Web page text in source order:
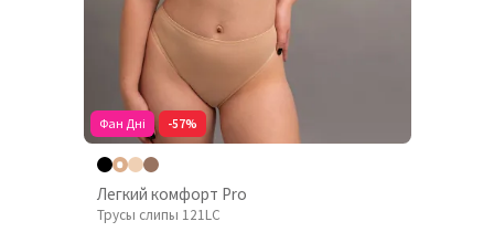
Фан Дні -57%
Легкий комфорт Pro
Трусы слипы 121LC